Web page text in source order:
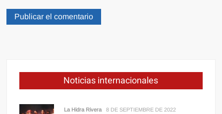
Noticias internacionales
La Hidra Rivera 8 DE SEPTIEMBRE DE 2022